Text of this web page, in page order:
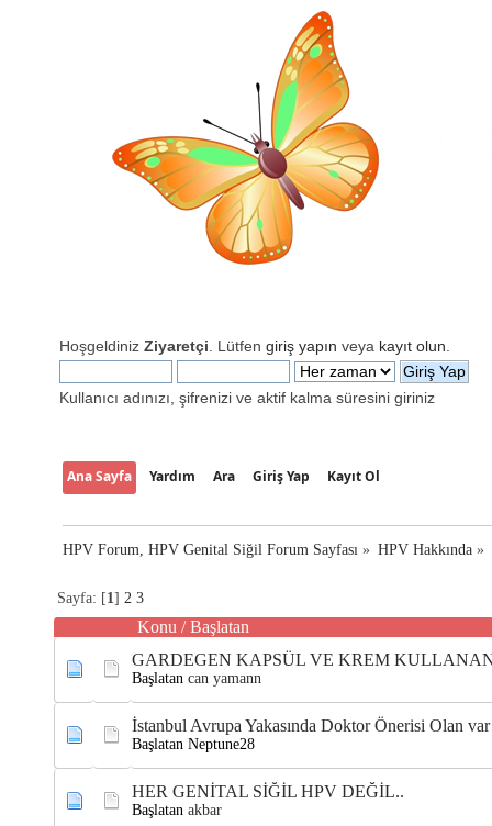
Hoşgeldiniz Ziyaretçi . Lütfen giriş yapın veya kayıt olun
Kullanıcı adınızı, şifrenizi ve aktif kalma süresini giriniz
Ana Sayfa Yardım Ara Giriş Yap Kayıt Ol
HPV Forum, HPV Genital Siğil Forum Sayfası » HPV Hakkında»
Sayfa: [1] 2 3
Konu /Başlatan
GARDEGEN KAPSÜL VE KREM
Başlatan can yamann
İstanbul Avrupa Yakasında Doktor Önerisi Olan
Başlatan Neptune28
HER GENİTAL SİĞİL HPV DEĞİL..
Başlatan akbar